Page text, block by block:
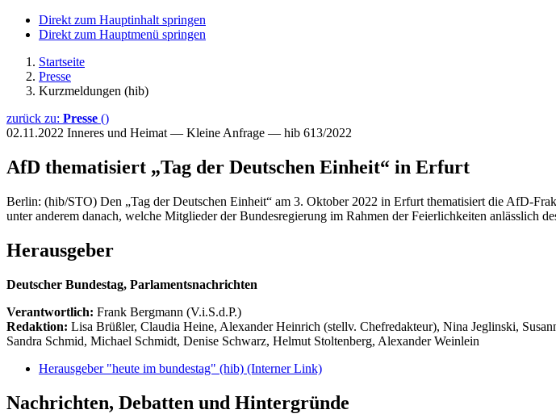
Direkt zum Hauptinhalt springen
Direkt zum Hauptmenü springen
Startseite
Presse
Kurzmeldungen (hib)
zurück zu: Presse ()
02.11.2022 Inneres und Heimat — Kleine Anfrage — hib 613/2022
AfD thematisiert „Tag der Deutschen Einheit“ in Erfurt
Berlin: (hib/STO) Den „Tag der Deutschen Einheit“ am 3. Oktober 2022 in Erfurt thematisiert die AfD-
unter anderem danach, welche Mitglieder der Bundesregierung im Rahmen der Feierlichkeiten anlässlich
Herausgeber
Deutscher Bundestag, Parlamentsnachrichten
Verantwortlich: Frank Bergmann (V.i.S.d.P.)
Redaktion: Lisa Brüßler, Claudia Heine, Alexander Heinrich (stellv. Chefredakteur), Nina Jeglinski,
Sandra Schmid, Michael Schmidt, Denise Schwarz, Helmut Stoltenberg, Alexander Weinlein
Herausgeber "heute im bundestag" (hib) (Interner Link)
Nachrichten, Debatten und Hintergründe